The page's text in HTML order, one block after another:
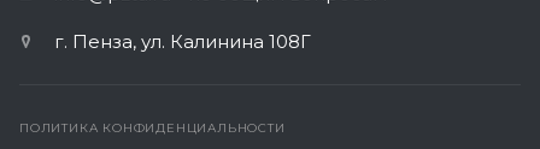
г. Пенза, ул. Калинина 108Г
ПОЛИТИКА КОНФИДЕНЦИАЛЬНОСТИ